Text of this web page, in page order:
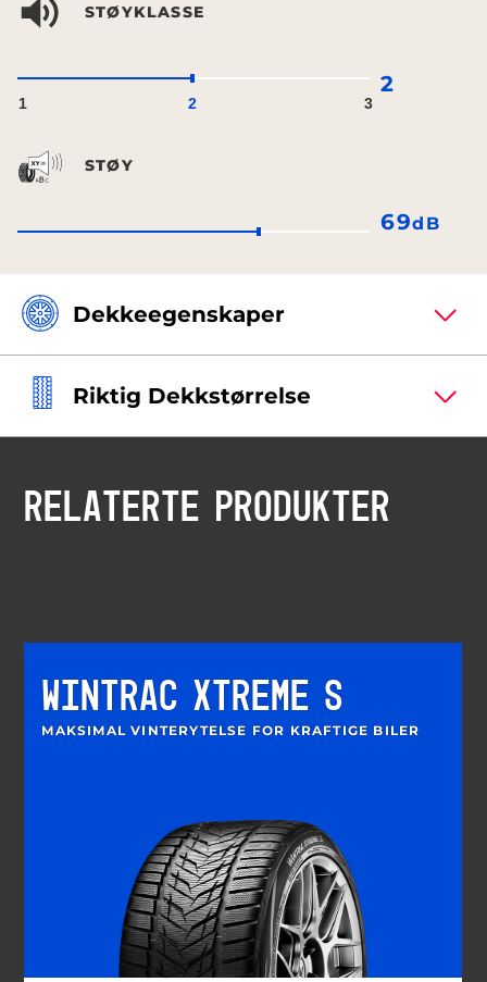
STØYKLASSE
1 2 3
2
STØY
69dB
Dekkeegenskaper
Riktig Dekkstørrelse
RELATERTE PRODUKTER
WINTRAC XTREME S
MAKSIMAL VINTERYTELSE FOR KRAFTIGE BILER